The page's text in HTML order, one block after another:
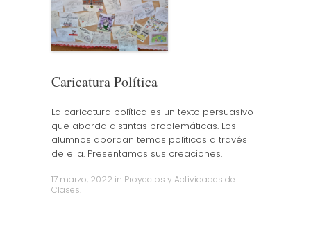
Caricatura Política
La caricatura política es un texto persuasivo
que aborda distintas problemáticas. Los
alumnos abordan temas políticos a través
de ella. Presentamos sus creaciones.
17 marzo, 2022 in Proyectos y Actividades de
Clases.